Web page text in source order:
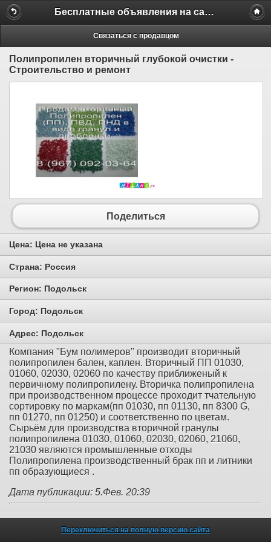
Бесплатные объявления на сайте MILAMO.ru
Связаться с продавцом
Полипропилен вторичный глубокой очистки -
Строительство и ремонт
Поделиться
Цена: Цена не указана
Страна: Россия
Регион: Подольск
Город: Подольск
Адрес: Подольск
Компания "Бум полимеров" производит вторичный
полипропилен бален, каплен. Вторичный ПП 01030,
01060, 02030, 02060 по качеству приближеный к
первичному полипропилену. Вторичка полипропилена
при производственном процессе проходит тчательную
сортировку по маркам(пп 01030, пп 01130, пп 8300 G,
пп 01270, пп 01250) и соответственно по цветам.
Сырьём для производства вторичной гранулы
полипропилена 01030, 01060, 02030, 02060, 21060,
21030 являются промышленные отходы
Полипропилена производственный брак пп и литники
пп образующиеся .
Дата публикации: 5.Фев. 20:39
Переключиться на полную версию сайта